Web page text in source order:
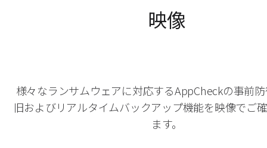
映像
様々なランサムウェアに対応するAppCheckの事前
旧およびリアルタイムバックアップ機能を映像でご
ます。